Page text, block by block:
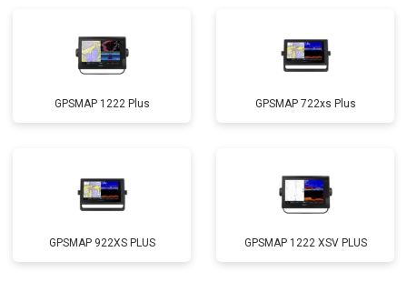
GPSMAP 1222 Plus GPSMAP 722xs Plus
GPSMAP 922XS PLUS GPSMAP 1222 XSV PLUS